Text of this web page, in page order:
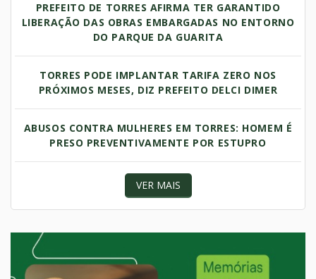
PREFEITO DE TORRES AFIRMA TER GARANTIDO
LIBERAÇÃO DAS OBRAS EMBARGADAS NO ENTORNO
DO PARQUE DA GUARITA
TORRES PODE IMPLANTAR TARIFA ZERO NOS
PRÓXIMOS MESES, DIZ PREFEITO DELCI DIMER
ABUSOS CONTRA MULHERES EM TORRES: HOMEM É
PRESO PREVENTIVAMENTE POR ESTUPRO
VER MAIS